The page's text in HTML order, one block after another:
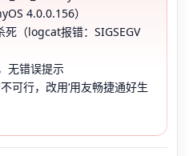
4.0.0.156）
死（logcat报错：SIGSEGV
无错误提示
可行，改用‘用友畅捷通好生